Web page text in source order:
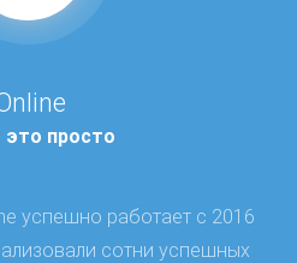
просто
успешно работает с 2016
сотни успешных